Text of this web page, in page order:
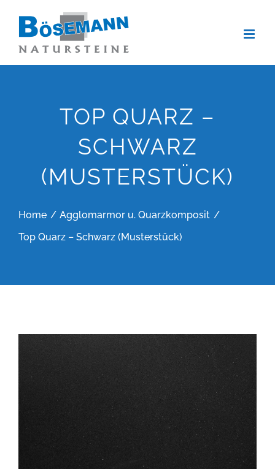
springen
TOP QUARZ –
SCHWARZ
(MUSTERSTÜCK)
Home
Agglomarmor u. Quarzkomposit
Top Quarz – Schwarz (Musterstück)